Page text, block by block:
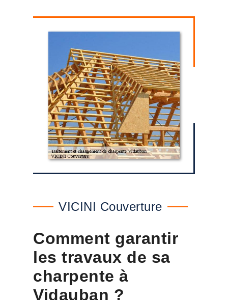
VICINI Couverture
Comment garantir
les travaux de sa
charpente à
Vidauban ?